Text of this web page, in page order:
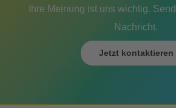
Ihre Meinung ist uns wichtig.
Nachricht.
Jetzt kontaktieren